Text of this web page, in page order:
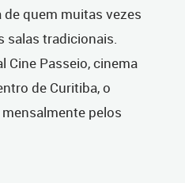
quem muitas vezes
salas tradicionais.
Cine Passeio, cinema
de Curitiba, o
pelos